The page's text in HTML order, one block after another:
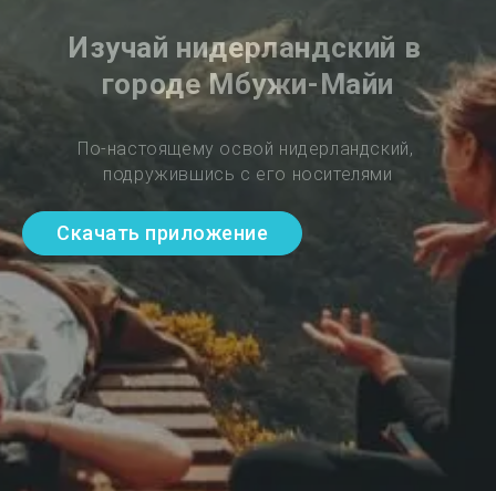
Изучай нидерландский в
городе Мбужи-Майи
По-настоящему освой нидерландский,
подружившись с его носителями
Скачать приложение